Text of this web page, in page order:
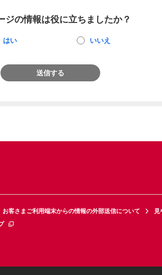
ジの情報は役に立ちましたか？
はい いいえ
送信する
お客さまご利用端末からの情報の外部送信について
見